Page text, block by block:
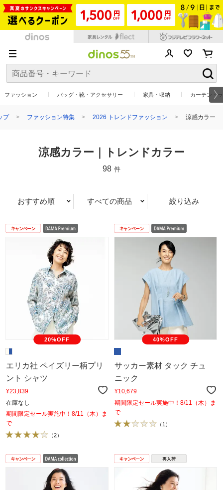
ファッション バッグ・靴・アクセサリー 家具・収納 カーテン・
プ ファッション特集 2026 トレンドファッション 涼感カラー
涼感カラー｜トレンドカラー
98 件
おすすめ順 すべての商品 絞り込み
20%OFF
エリカ社 ペイズリー柄プリ
ント シャツ
¥23,839
在庫なし
期間限定セール実施中！8/11（木）ま
で
（2）
40%OFF
サッカー素材 タック チュ
ニック
¥10,679
期間限定セール実施中！8/11（木）ま
で
（ 1 ）